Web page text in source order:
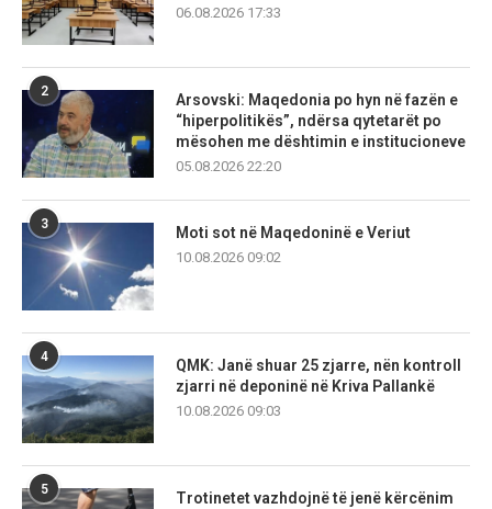
06.08.2026 17:33
2
Arsovski: Maqedonia po hyn në fazën e
“hiperpolitikës”, ndërsa qytetarët po
mësohen me dështimin e institucioneve
05.08.2026 22:20
3
Moti sot në Maqedoninë e Veriut
10.08.2026 09:02
4
QMK: Janë shuar 25 zjarre, nën kontroll
zjarri në deponinë në Kriva Pallankë
10.08.2026 09:03
5
Trotinetet vazhdojnë të jenë kërcënim